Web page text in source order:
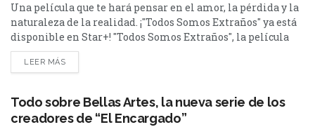
Una película que te hará pensar en el amor, la pérdida y la
naturaleza de la realidad. ¡"Todos Somos Extraños" ya está
disponible en Star+! "Todos Somos Extraños", la película
dirigida por Andrew Haigh, nos adentra en un relato
introspectivo sobre la soledad, el duelo y el poder
de Taichi Yamada, la...
LEER MÁS
Todo sobre Bellas Artes, la nueva serie de los
creadores de “El Encargado”